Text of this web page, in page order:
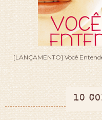
[LANÇAMENTO] Você
10